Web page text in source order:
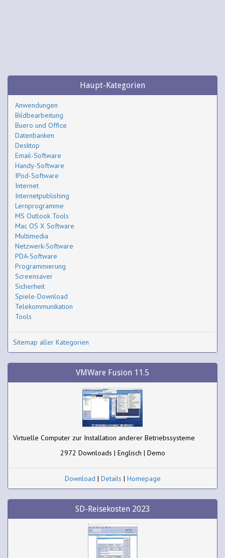
Haupt-Kategorien
Anwendungen
Bildbearbeitung
Buero und Office
Datenbanken
Desktop
Email-Software
Handy-Software
IPod-Software
Internet
Internetpublishing
Lernprogramme
MS Outlook Tools
Mac OS X Software
Multimedia
Netzwerk-Software
PDA-Software
Programmierung
Screensaver
Sicherheit
Spiele-Download
Telekommunikation
Tools
Sitemap aller Kategorien
VMWare Fusion 11.5
Virtuelle Computer zur Installation anderer Betriebssysteme
2972 Downloads | Englisch | Demo
Download | Details | Homepage
SD-Reisekosten 2023